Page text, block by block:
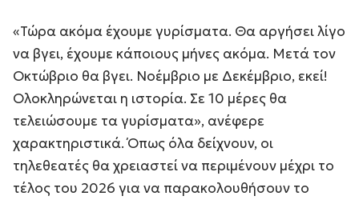
«Τώρα ακόμα έχουμε γυρίσματα. Θα αργήσει λίγο
να βγει, έχουμε κάποιους μήνες ακόμα. Μετά τον
Οκτώβριο θα βγει. Νοέμβριο με Δεκέμβριο, εκεί!
Ολοκληρώνεται η ιστορία. Σε 10 μέρες θα
τελειώσουμε τα γυρίσματα», ανέφερε
χαρακτηριστικά. Όπως όλα δείχνουν, οι
τηλεθεατές θα χρειαστεί να περιμένουν μέχρι το
τέλος του 2026 για να παρακολουθήσουν το